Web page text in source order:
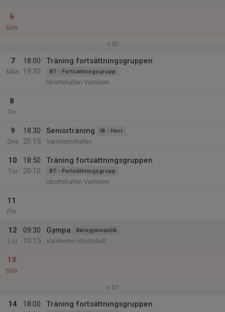
6
Sön
v.50
7
Mån
18:00
19:30
Träning fortsättningsgruppen
BT - Fortsättningsgrupp
Idrottshallen Varnhem
8
Tis
9
Ons
18:30
20:15
Seniorträning IB - Herr
Varnhemshallen
10
Tor
18:50
20:10
Träning fortsättningsgruppen
BT - Fortsättningsgrupp
Idrottshallen Varnhem
11
Fre
12
Lör
09:30
10:15
Gympa Barngymnastik
Varnhems idrottshall
13
Sön
v.51
14
18:00
Träning fortsättningsgruppen